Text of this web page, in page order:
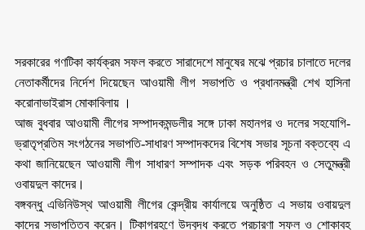
সরকারের গণটিকা কার্যক্রম সফল করতে সারাদেশে মানুষের মঝে প্রচার চালাতে দলের
নেতাকর্মীদের নির্দেশ দিয়েছেন আওয়ামী লীগ সভাপতি ও প্রধানমন্ত্রী শেখ হাসিনা
করোনাভাইরাস মোকাবিলায় ।
আজ বুধবার আওয়ামী লীগের সম্পাদকমন্ডলীর সঙ্গে ঢাকা মহানগর ও দলের সহযোগি-
ভ্রাতৃপ্রতিম সংগঠনের সভাপতি-সাধারণ সম্পাদকদের বিশেষ সভার সূচনা বক্তব্যে এ
কথা জানিয়েছেন আওয়ামী লীগ সাধারণ সম্পাদক এবং সড়ক পরিবহন ও সেতুমন্ত্রী
ওবায়দুল কাদের।
বঙ্গবন্ধু এভিনিউস্থ আওয়ামী লীগের কেন্দ্রীয় কার্যালয়ে অনুষ্ঠিত এ সভায় ওবায়দুল
কাদের সভাপতিত্ব করেন। টিকাগ্রহণে উদ্বুদ্ধ করতে প্রচারণা সফল ও শোকাবহ